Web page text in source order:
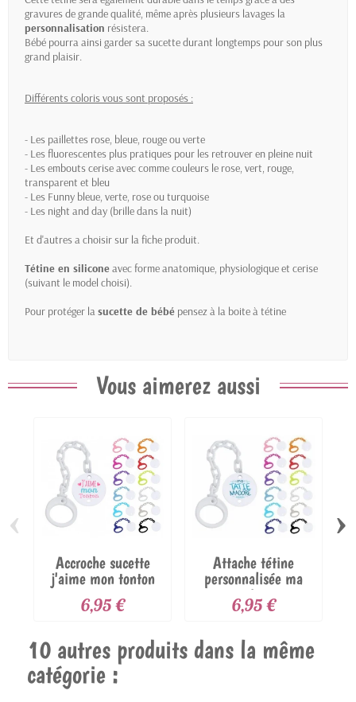
gravures de grande qualité, même après plusieurs lavages la
personnalisation résistera.
Bébé pourra ainsi garder sa sucette durant longtemps pour son plus
grand plaisir.
Différents coloris vous sont proposés :
- Les paillettes rose, bleue, rouge ou verte
- Les fluorescentes plus pratiques pour les retrouver en pleine nuit
- Les embouts cerise avec comme couleurs le rose, vert, rouge,
transparent et bleu
- Les Funny bleue, verte, rose ou turquoise
- Les night and day (brille dans la nuit)
Et d'autres a choisir sur la fiche produit.
Tétine en siliconeavec forme anatomique, physiologique et cerise
(suivant le model choisi).
Pour protéger lasucette de bébé pensez à la boite à tétine
Vous aimerez aussi
Accroche sucette
j'aime mon tonton
6,95 €
Attache tétine
personnalisée ma
tatie...
6,95 €
‹ ›
10 autres produits dans la même
catégorie :